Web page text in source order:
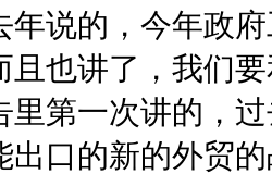
年说的，今年政
且也讲了，我们
里第一次讲的，
出口的新的外贸